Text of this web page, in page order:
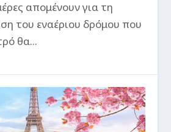
απομένουν για τη
του εναέριου δρόμου που
θα...